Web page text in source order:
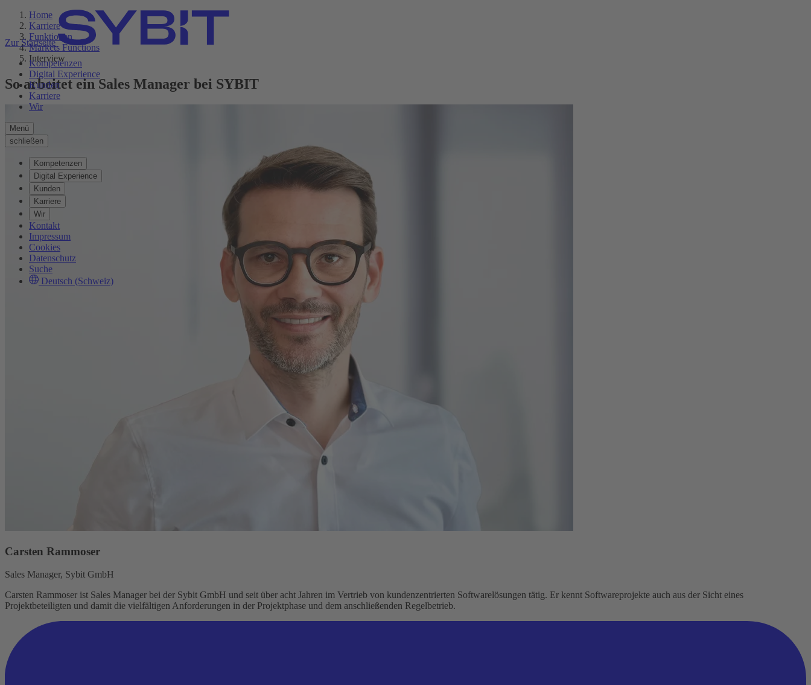
Zur Startseite
Kompetenzen
Digital Experience
Kunden
Karriere
Wir
Menü
schließen
Kompetenzen
Digital Experience
Kunden
Karriere
Wir
Kontakt
Impressum
Cookies
Datenschutz
Suche
Deutsch (Schweiz)
Home
Karriere
Funktionen
Markets Functions
Interview
So arbeitet ein Sales Manager bei SYBIT
Carsten Rammoser
Sales Manager, Sybit GmbH
Carsten Rammoser ist Sales Manager bei der Sybit GmbH und seit über acht Jahren im Vertrieb von kundenzentrierten Softwarelösungen tätig. Er kennt Softwareprojekte auch aus der Sicht eines
Projektbeteiligten und damit die vielfältigen Anforderungen in der Projektphase und dem anschließenden Regelbetrieb.